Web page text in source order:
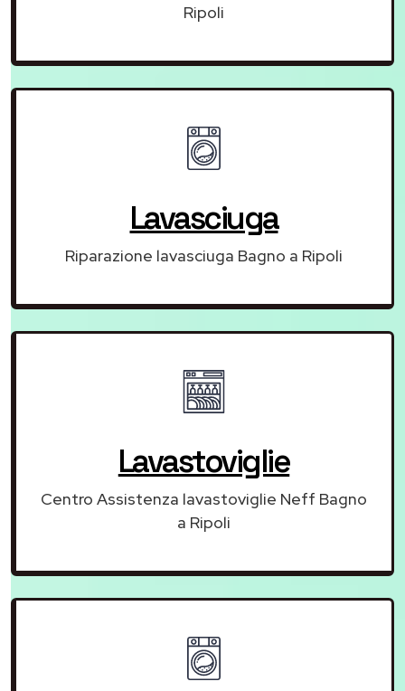
Ripoli
Lavasciuga
Riparazione lavasciuga Bagno a Ripoli
Lavastoviglie
Centro Assistenza lavastoviglie Neff Bagno
a Ripoli